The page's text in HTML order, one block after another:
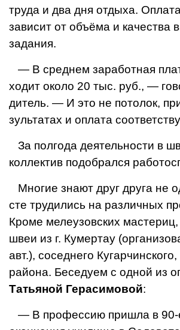
труда и два дня отдыха.
зависит от объёма и качества
задания.
— В среднем заработная
ходит около 20 тыс. руб., —
дитель. — И это не потолок,
зультатах и оплата
За полгода деятельности в
коллектив подобрался
Многие знают друг друга не
сте трудились на различных
Кроме мелеузовских
швеи из г. Кумертау
авт.), соседнего
района. Беседуем с одной из
Татьяной Герасимовой:
— В профессию пришла в 90-